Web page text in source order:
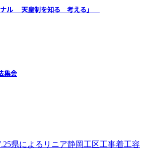
ナル 天皇制を知る 考える」
集会
県によるリニア静岡工区工事着工容